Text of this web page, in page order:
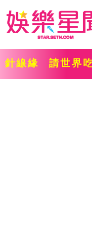
針線緣 請世界